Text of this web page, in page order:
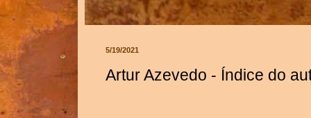
5/19/2021
Artur Azevedo - Índice do